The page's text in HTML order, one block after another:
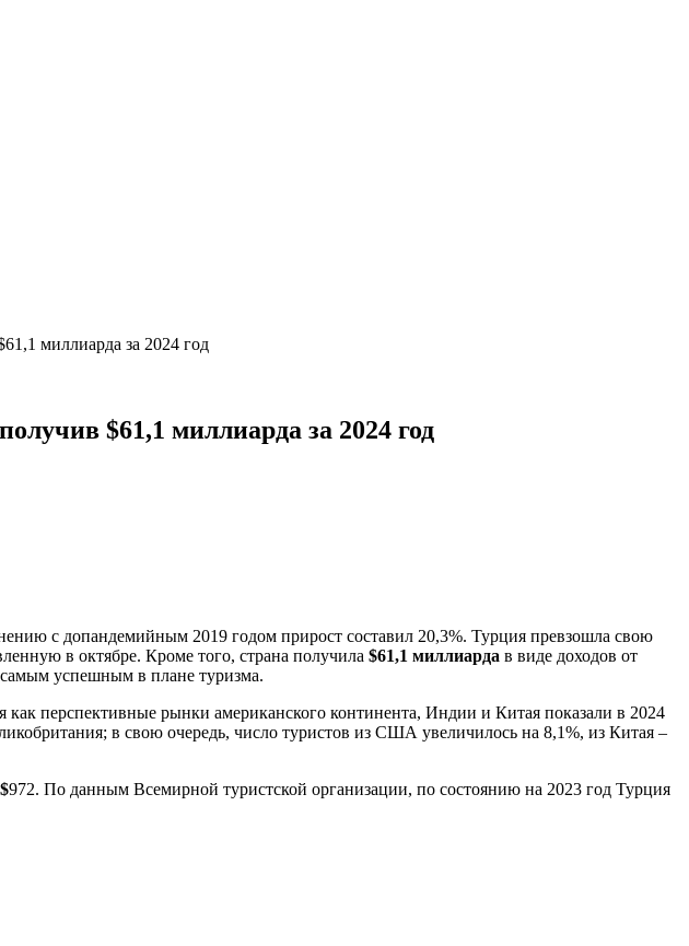
миллиарда за 2024 год
$61,1 миллиарда за 2024 год
с допандемийным 2019 годом прирост составил 20,3%. Турция превзошла свою
в октябре. Кроме того, страна получила $61,1 миллиарда в виде доходов от
успешным в плане туризма.
перспективные рынки американского континента, Индии и Китая показали в 2024
в свою очередь, число туристов из США увеличилось на 8,1%, из Китая –
$972. По данным Всемирной туристской организации, по состоянию на 2023 год Турция